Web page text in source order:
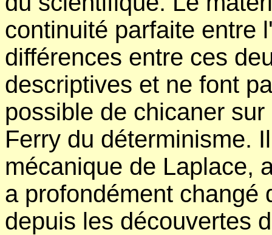
continuité parfaite entre
différences entre ces
descriptives et ne font
possible de chicaner
Ferry du déterminisme.
mécanique de Laplace,
a profondément changé
depuis les découvertes